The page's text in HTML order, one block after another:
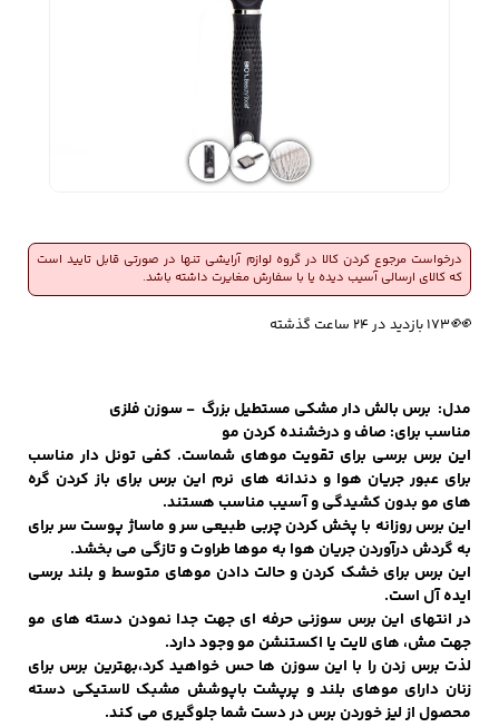
شلوارک مردانه ژاکت و پلیور مردانه
سویشرت و هودی
کیف مردانه
کیف پول و جاکارتی
مردانه
کمربند مردانه
کفش مردانه شال و کلاه مردانه چتر مردانه
لباس زیر و راحتی
مردانه
لباس زیر مردانه لباس راحتی مردانه
مدل: برس بالش دار مشکی مستطیل بزرگ - سوزن فلزی
مناسب برای: صاف و درخشنده کردن مو
این برس برسی برای تقویت موهای شماست. کفی تونل دار مناسب
برای عبور جریان هوا و دندانه های نرم این برس برای باز کردن گره
های مو بدون کشیدگی و آسیب مناسب هستند.
این برس روزانه با پخش کردن چربی طبیعی سر و ماساژ پوست سر برای
به گردش درآوردن جریان هوا به موها طراوت و تازگی می بخشد.
این برس برای خشک کردن و حالت دادن موهای متوسط و بلند برسی
ایده آل است.
در انتهای این برس سوزنی حرفه ای جهت جدا نمودن دسته های مو
جهت مش، های لایت یا اکستنشن مو وجود دارد.
لذت برس زدن را با این سوزن ها حس خواهید کرد،بهترین برس برای
زنان دارای موهای بلند و پرپشت باپوشش مشبک لاستیکی دسته
محصول از لیز خوردن برس در دست شما جلوگیری می کند.
درخواست مرجوع کردن کالا در گروه لوازم آرایشی تنها در صورتی قابل تایید است
که کالای ارسالی آسیب دیده یا با سفارش مغایرت داشته باشد.🔥
👀173 بازدید در ۲۴ ساعت گذشته